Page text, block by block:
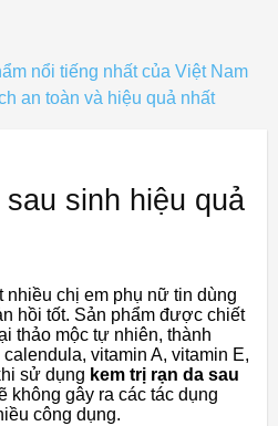
nổi tiếng nhất của Việt Nam
an toàn và hiệu quả nhất
sinh hiệu quả
chị em phụ nữ tin dùng
hồi tốt. Sản phẩm được chiết
thảo mộc tự nhiên, thành
vitamin A, vitamin E,
sử dụng kem trị rạn da sau
không gây ra các tác dụng
công dụng.